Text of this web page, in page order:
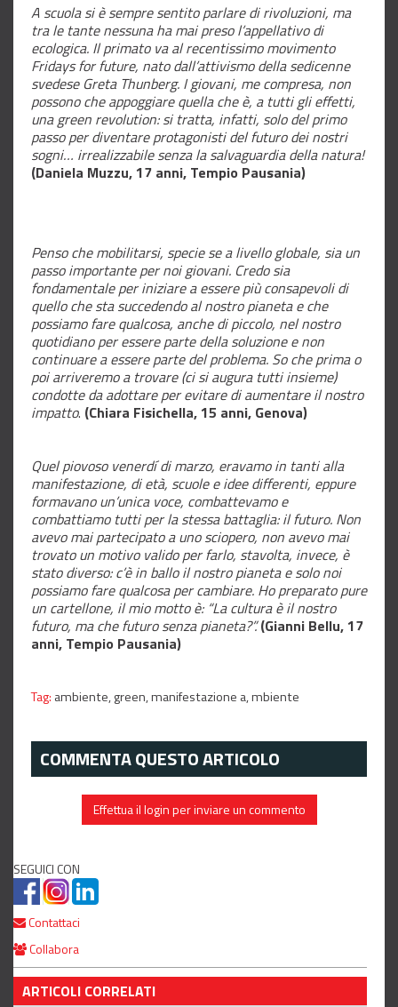
A scuola si è sempre sentito parlare di rivoluzioni, ma
tra le tante nessuna ha mai preso l’appellativo di
ecologica. Il primato va al recentissimo movimento
Fridays for future, nato dall’attivismo della sedicenne
svedese Greta Thunberg. I giovani, me compresa, non
possono che appoggiare quella che è, a tutti gli effetti,
una green revolution: si tratta, infatti, solo del primo
passo per diventare protagonisti del futuro dei nostri
sogni… irrealizzabile senza la salvaguardia della natura!
(Daniela Muzzu, 17 anni, Tempio Pausania)
Penso che mobilitarsi, specie se a livello globale, sia un
passo importante per noi giovani. Credo sia
fondamentale per iniziare a essere più consapevoli di
quello che sta succedendo al nostro pianeta e che
possiamo fare qualcosa, anche di piccolo, nel nostro
quotidiano per essere parte della soluzione e non
continuare a essere parte del problema. So che prima o
poi arriveremo a trovare (ci si augura tutti insieme)
condotte da adottare per evitare di aumentare il nostro
impatto. (Chiara Fisichella, 15 anni, Genova)
Quel piovoso venerdí di marzo, eravamo in tanti alla
manifestazione, di età, scuole e idee differenti, eppure
formavano un’unica voce, combattevamo e
combattiamo tutti per la stessa battaglia: il futuro. Non
avevo mai partecipato a uno sciopero, non avevo mai
trovato un motivo valido per farlo, stavolta, invece, è
stato diverso: c’è in ballo il nostro pianeta e solo noi
possiamo fare qualcosa per cambiare. Ho preparato pure
un cartellone, il mio motto è: “La cultura è il nostro
futuro, ma che futuro senza pianeta?”.(Gianni Bellu, 17
anni, Tempio Pausania)
Tag: ambiente,green,manifestazione a,mbiente
COMMENTA QUESTO ARTICOLO
Effettua il login per inviare un commento
SEGUICI CON
Contattaci
Collabora
ARTICOLI CORRELATI